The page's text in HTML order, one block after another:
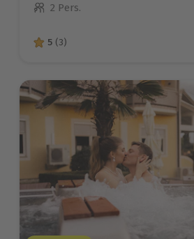
Anzahl der Teilnehmer
2 Pers.
5 von 5 Sternen basierend auf 3
5 (3)